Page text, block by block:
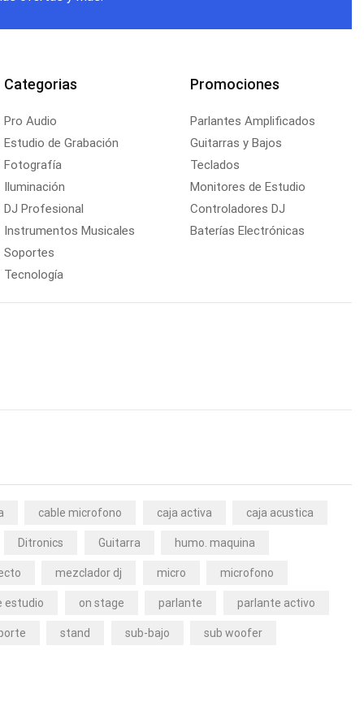
Categorias
Pro Audio
Estudio de Grabación
Fotografía
Iluminación
DJ Profesional
Instrumentos Musicales
Soportes
Tecnología
Promociones
Parlantes Amplificados
Guitarras y Bajos
Teclados
Monitores de Estudio
Controladores DJ
Baterías Electrónicas
cable microfono caja activa caja acustica
Ditronics Guitarra humo. maquina
mezclador dj micro microfono
estudio on stage parlante parlante activo
stand sub-bajo sub woofer